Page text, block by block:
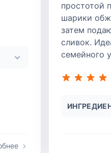
простотой
шарики
затем
сливок.
семейного